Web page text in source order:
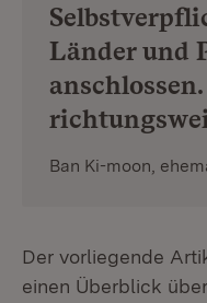
Länder und
Ban Ki-moon,
Der vorliegende
einen Überblick